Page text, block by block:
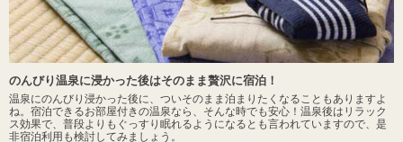
のんびり温泉に浸かった後はそのまま贅沢に宿泊！
温泉にのんびり浸かった後に、ついそのまま泊まりたくなることもありますよ
ね。宿泊できるお部屋付きの温泉なら、そんな時でも安心！温泉後はリラック
ス効果で、普段よりもぐっすり眠れるようになるとも言われていますので、是
非宿泊利用も検討してみましょう。